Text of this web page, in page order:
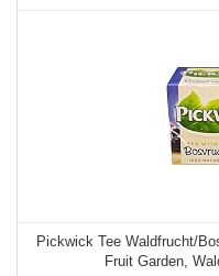
Pickwick Tee Waldfrucht/
Fruit Garden,